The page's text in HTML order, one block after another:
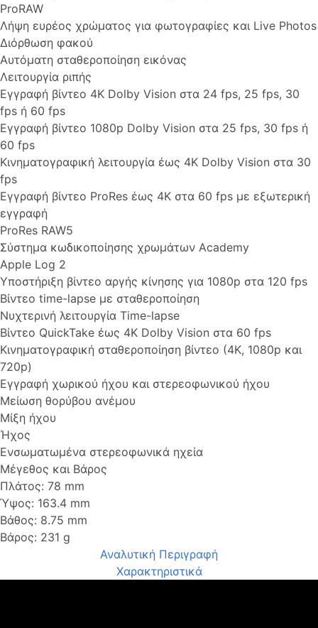
ProRAW
Λήψη ευρέος χρώματος για φωτογραφίες και Live Photos
Διόρθωση φακού
Αυτόματη σταθεροποίηση εικόνας
Λειτουργία ριπής
Εγγραφή βίντεο 4K Dolby Vision στα 24 fps, 25 fps, 30
fps ή 60 fps
Εγγραφή βίντεο 1080p Dolby Vision στα 25 fps, 30 fps ή
60 fps
Κινηματογραφική λειτουργία έως 4K Dolby Vision στα 30
fps
Εγγραφή βίντεο ProRes έως 4K στα 60 fps με εξωτερική
εγγραφή
ProRes RAW5
Σύστημα κωδικοποίησης χρωμάτων Academy
Apple Log 2
Υποστήριξη βίντεο αργής κίνησης για 1080p στα 120 fps
Βίντεο time-lapse με σταθεροποίηση
Νυχτερινή λειτουργία Time-lapse
Βίντεο QuickTake έως 4K Dolby Vision στα 60 fps
Κινηματογραφική σταθεροποίηση βίντεο (4K, 1080p και
720p)
Εγγραφή χωρικού ήχου και στερεοφωνικού ήχου
Μείωση θορύβου ανέμου
Μίξη ήχου
Ήχος
Ενσωματωμένα στερεοφωνικά ηχεία
Μέγεθος και Βάρος
Πλάτος: 78 mm
Ύψος: 163.4 mm
Βάθος: 8.75 mm
Βάρος: 231 g
Αναλυτική Περιγραφή
Χαρακτηριστικά